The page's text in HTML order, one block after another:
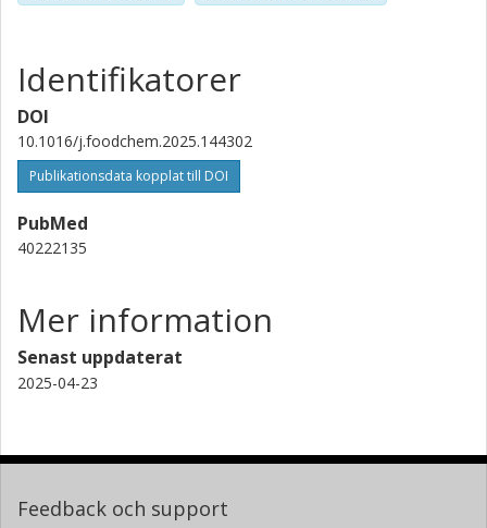
Identifikatorer
DOI
10.1016/j.foodchem.2025.144302
Publikationsdata kopplat till DOI
PubMed
40222135
Mer information
Senast uppdaterat
2025-04-23
Feedback och support